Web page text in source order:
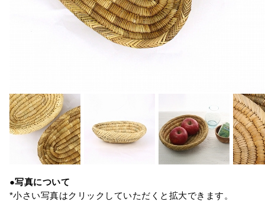
●写真について
*小さい写真はクリックしていただくと拡大できます。